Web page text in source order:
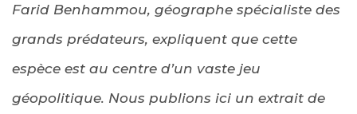
Farid Benhammou, géographe spécialiste des
grands prédateurs, expliquent que cette
espèce est au centre d’un vaste jeu
géopolitique. Nous publions ici un extrait de